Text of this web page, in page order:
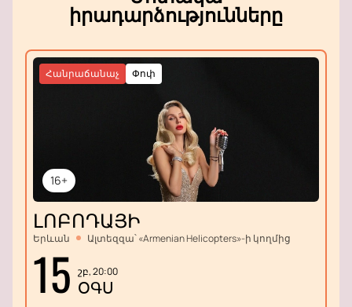
իրադարձությունները
16+
Փոփ
Հանրաճանաչ
ԼՈԲՈԴԱՅԻ
Երևան Ալտեզզա՝ «Armenian Helicopters»-ի կողմից
15 շբ, 20:00
ՕԳՍ